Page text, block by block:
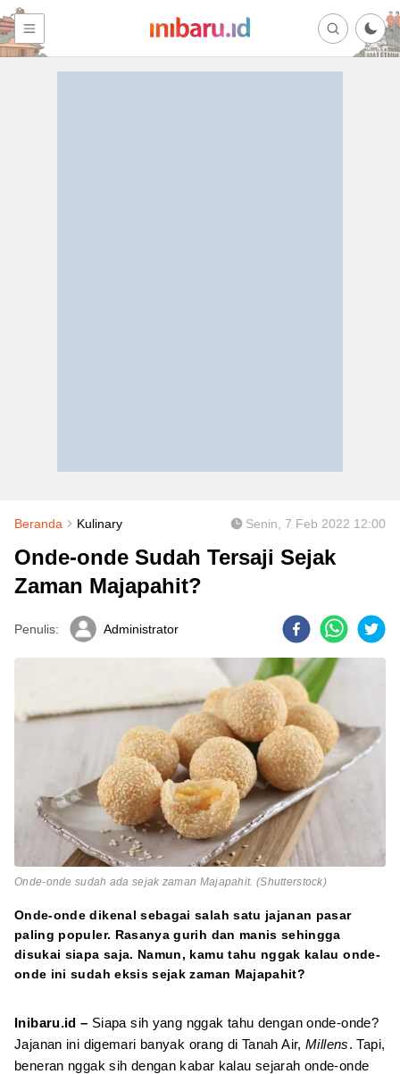
Beranda Kulinary Senin, 7 Feb 2022 12:00
Onde-onde Sudah Tersaji Sejak
Zaman Majapahit?
Penulis: Administrator
Onde-onde sudah ada sejak zaman Majapahit. (Shutterstock)
Onde-onde dikenal sebagai salah satu jajanan pasar
paling populer. Rasanya gurih dan manis sehingga
disukai siapa saja. Namun, kamu tahu nggak kalau onde-
onde ini sudah eksis sejak zaman Majapahit?
Inibaru.id – Siapa sih yang nggak tahu dengan onde-onde?
Jajanan ini digemari banyak orang di Tanah Air, Millens. Tapi,
beneran nggak sih dengan kabar kalau sejarah onde-onde